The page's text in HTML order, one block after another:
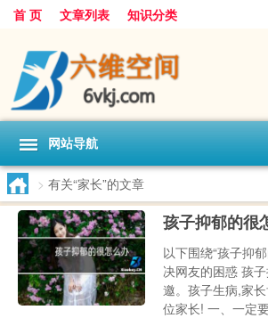
首 页 文章列表 知识分类
网站导航
> 有关“家长”的文章
孩子抑郁的很
以下围绕“孩子抑
决网友的困惑 孩
邀。孩子生病,家
位家长! 一、一定